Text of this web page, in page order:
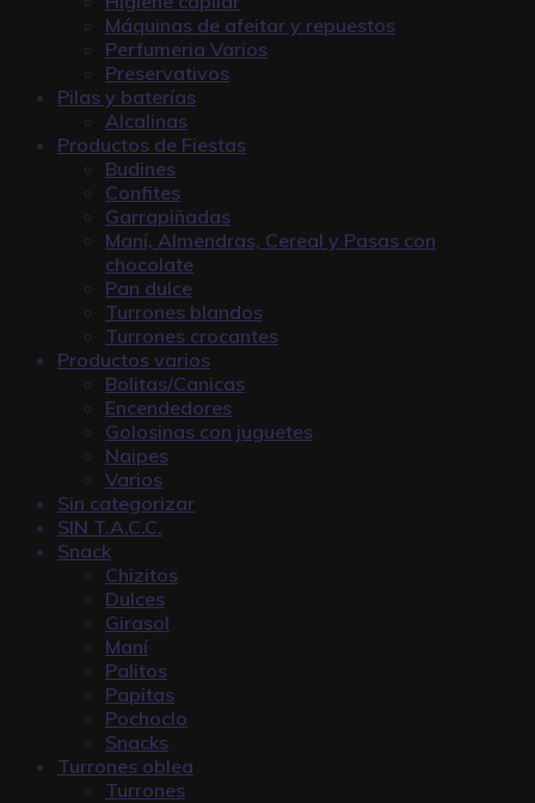
Máquinas de afeitar y repuestos
Perfumeria Varios
Preservativos
Pilas y baterías
Alcalinas
Productos de Fiestas
Budines
Confites
Garrapiñadas
Maní, Almendras, Cereal y Pasas con
chocolate
Pan dulce
Turrones blandos
Turrones crocantes
Productos varios
Bolitas/Canicas
Encendedores
Golosinas con juguetes
Naipes
Varios
Sin categorizar
SIN T.A.C.C.
Snack
Chizitos
Dulces
Girasol
Maní
Palitos
Papitas
Pochoclo
Snacks
Turrones oblea
Turrones